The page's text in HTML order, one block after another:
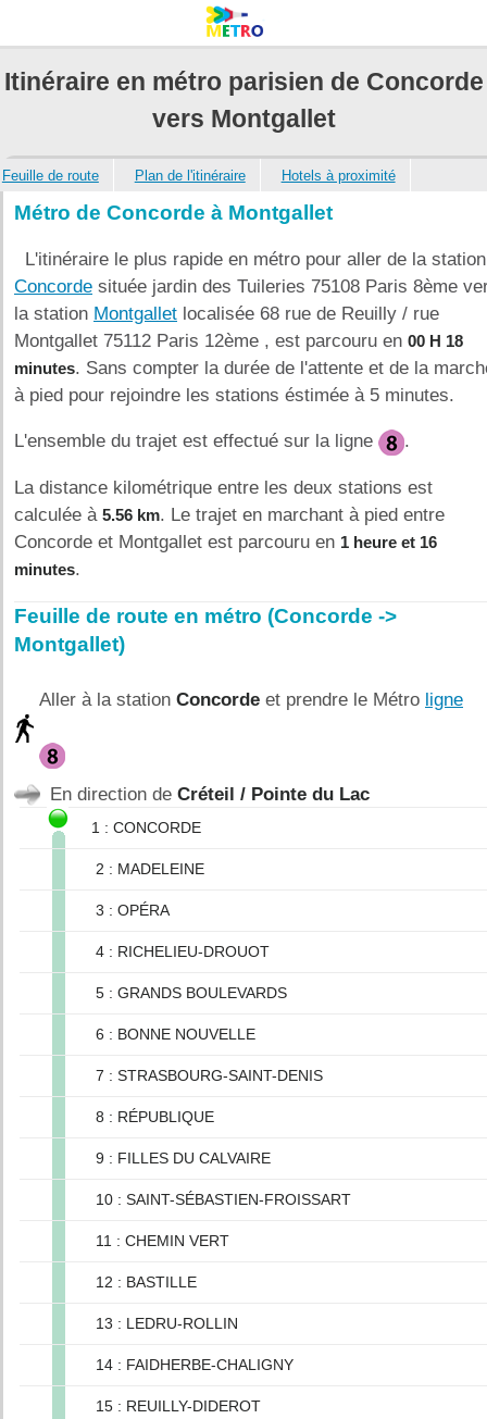
Itinéraire en métro parisien de Concorde
vers Montgallet
Feuille de route Plan de l'itinéraire Hotels à proximité
Métro de Concorde à Montgallet
L'itinéraire le plus rapide en métro pour aller de la station
Concorde située jardin des Tuileries 75108 Paris 8ème
la station Montgallet localisée 68 rue de Reuilly / rue
Montgallet 75112 Paris 12ème , est parcouru en 00 H 18
minutes. Sans compter la durée de l'attente et de la
à pied pour rejoindre les stations éstimée à 5 minutes.
L'ensemble du trajet est effectué sur la ligne .
La distance kilométrique entre les deux stations est
calculée à 5.56 km. Le trajet en marchant à pied entre
Concorde et Montgallet est parcouru en 1 heure et 16
minutes.
Feuille de route en métro (Concorde ->
Montgallet)
Aller à la station Concorde et prendre le Métro ligne
En direction de Créteil / Pointe du Lac
1 : CONCORDE
2 : MADELEINE
3 : OPÉRA
4 : RICHELIEU-DROUOT
5 : GRANDS BOULEVARDS
6 : BONNE NOUVELLE
7 : STRASBOURG-SAINT-DENIS
8 : RÉPUBLIQUE
9 : FILLES DU CALVAIRE
10 : SAINT-SÉBASTIEN-FROISSART
11 : CHEMIN VERT
12 : BASTILLE
13 : LEDRU-ROLLIN
14 : FAIDHERBE-CHALIGNY
15 : REUILLY-DIDEROT